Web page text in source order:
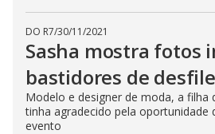
DO R7/30/11/2021
Sasha mostra fotos
bastidores de desfile
Modelo e designer de moda, a filha
tinha agradecido pela oportunidade
evento